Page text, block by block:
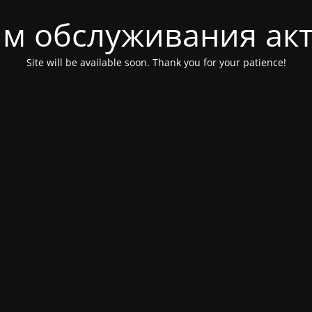
обслуживания
Site will be available soon. Thank you for your patience!